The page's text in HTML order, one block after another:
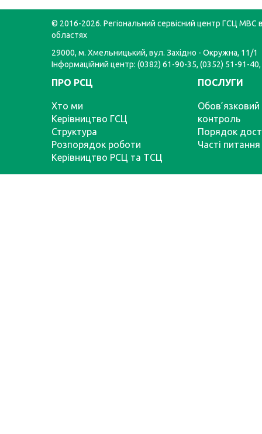
© 2016-2026. Регіональний сервісний центр ГСЦ МВС
областях
29000, м. Хмельницький, вул. Західно - Окружна, 11/1
Інформаційний центр: (0382) 61-90-35, (0352) 51-91-
ПРО РСЦ
Хто ми
Керівництво ГСЦ
Структура
Розпорядок роботи
Керівництво РСЦ та ТСЦ
ПОСЛУГИ
Обов’язковий
контроль
Порядок
Часті питання